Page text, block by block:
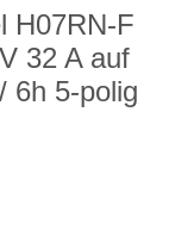
H07RN-F
32 A auf
6h 5-polig